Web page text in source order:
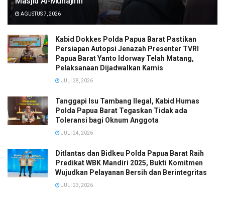
AGUSTUS 7, 2026
Kabid Dokkes Polda Papua Barat Pastikan
Persiapan Autopsi Jenazah Presenter TVRI
Papua Barat Yanto Idorway Telah Matang,
Pelaksanaan Dijadwalkan Kamis
JULI 28, 2026
Tanggapi Isu Tambang Ilegal, Kabid Humas
Polda Papua Barat Tegaskan Tidak ada
Toleransi bagi Oknum Anggota
JULI 24, 2026
Ditlantas dan Bidkeu Polda Papua Barat Raih
Predikat WBK Mandiri 2025, Bukti Komitmen
Wujudkan Pelayanan Bersih dan Berintegritas
JULI 23, 2026